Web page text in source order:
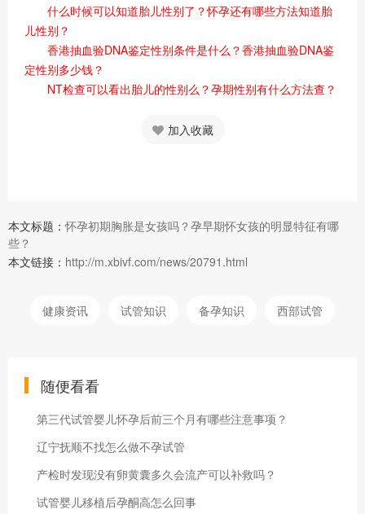
什么时候可以知道胎儿性别了？怀孕还有哪些方法知道胎
儿性别？
香港抽血验DNA鉴定性别条件是什么？香港抽血验DNA鉴
定性别多少钱？
NT检查可以看出胎儿的性别么？孕期性别有什么方法查？
加入收藏
本文标题：怀孕初期胸胀是女孩吗？孕早期怀女孩的明显特征有哪
些？
本文链接： http://m.xbivf.com/news/20791.html
健康资讯 试管知识 备孕知识 西部试管
随便看看
第三代试管婴儿怀孕后前三个月有哪些注意事项？
辽宁抚顺不找怎么做不孕试管
产检时发现没有卵黄囊多久会流产可以补救吗？
试管婴儿移植后孕酮高怎么回事